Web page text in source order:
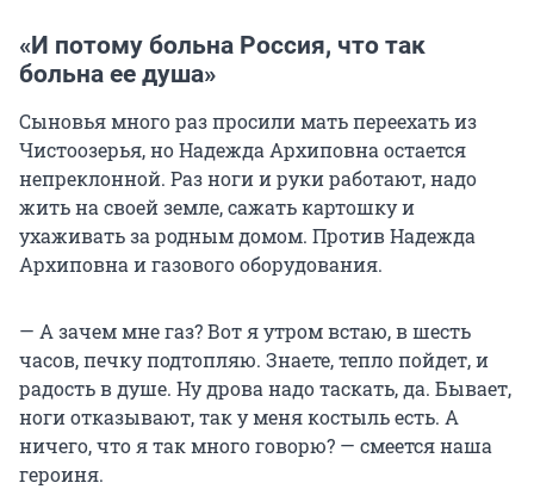
«И потому больна Россия, что так
больна ее душа»
Сыновья много раз просили мать переехать из
Чистоозерья, но Надежда Архиповна остается
непреклонной. Раз ноги и руки работают, надо
жить на своей земле, сажать картошку и
ухаживать за родным домом. Против Надежда
Архиповна и газового оборудования.
— А зачем мне газ? Вот я утром встаю, в шесть
часов, печку подтопляю. Знаете, тепло пойдет, и
радость в душе. Ну дрова надо таскать, да. Бывает,
ноги отказывают, так у меня костыль есть. А
ничего, что я так много говорю? — смеется наша
героиня.